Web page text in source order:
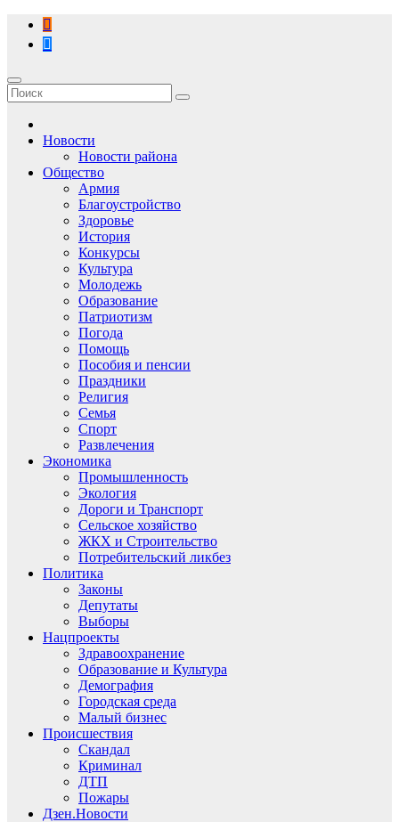
Перейти
содержимому
Новости
Новости района
Общество
Армия
Благоустройство
Здоровье
История
Конкурсы
Культура
Молодежь
Образование
Патриотизм
Погода
Помощь
Пособия и пенсии
Праздники
Религия
Семья
Спорт
Развлечения
Экономика
Промышленность
Экология
Дороги и Транспорт
Сельское хозяйство
ЖКХ и Строительство
Потребительский ликбез
Политика
Законы
Депутаты
Выборы
Нацпроекты
Здравоохранение
Образование и Культура
Демография
Городская среда
Малый бизнес
Происшествия
Скандал
Криминал
ДТП
Пожары
Дзен.Новости